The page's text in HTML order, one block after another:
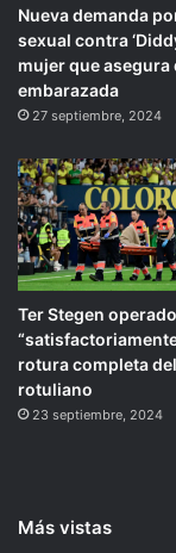
Nueva demanda
sexual contra
mujer que asegura
embarazada
27 septiembre, 2024
Ter Stegen operado
rotura completa
rotuliano
23 septiembre, 2024
Más vistas